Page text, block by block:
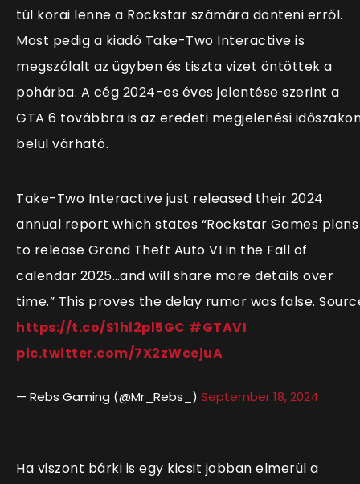
túl korai lenne a Rockstar számára dönteni erről.
Most pedig a kiadó Take-Two Interactive is
megszólalt az ügyben és tiszta vizet öntöttek a
pohárba. A cég 2024-es éves jelentése szerint a
GTA 6 továbbra is az eredeti megjelenési
belül várható.
Take-Two Interactive just released their 2024
annual report which states “Rockstar Games plans
to release Grand Theft Auto VI in the Fall of
calendar 2025…and will share more details over
time.” This proves the delay rumor was false.
https://t.co/S1hl2pl5GC #GTAVI
pic.twitter.com/7X2zWcejuA
— Rebs Gaming (@Mr_Rebs_) September 18, 2024
Ha viszont bárki is egy kicsit jobban elmerül a